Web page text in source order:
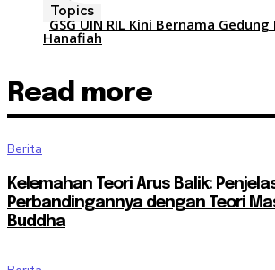
Topics
GSG UIN RIL Kini Bernama Gedung
Hanafiah
Read more
Berita
Kelemahan Teori Arus Balik:
Perbandingannya dengan Teori
Buddha